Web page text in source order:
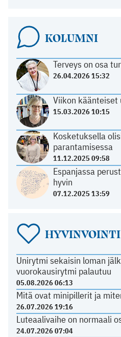
KOLUMNI
Terveys on osa
26.04.2026 15:32
Viikon käänteiset
15.03.2026 10:15
Kosketuksella
parantamisessa
11.12.2025 09:58
Espanjassa
hyvin
07.12.2025 13:59
HYVINVOINTI
Unirytmi sekaisin loman
vuorokausirytmi palautuu
05.08.2026 06:13
Mitä ovat minipillerit ja
26.07.2026 19:16
Luteaalivaihe on normaali
24.07.2026 07:04